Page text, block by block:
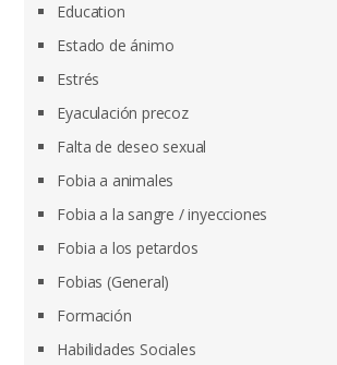
Education
Estado de ánimo
Estrés
Eyaculación precoz
Falta de deseo sexual
Fobia a animales
Fobia a la sangre / inyecciones
Fobia a los petardos
Fobias (General)
Formación
Habilidades Sociales